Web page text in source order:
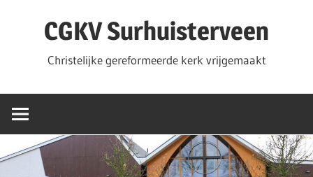
CGKV Surhuisterveen
Christelijke gereformeerde kerk vrijgemaakt